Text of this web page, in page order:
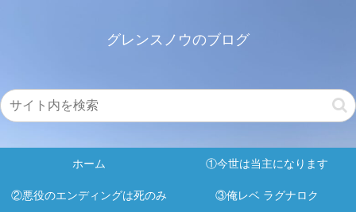
グレンスノウのブログ
ホーム ①今世は当主になります
②悪役のエンディングは死のみ ③俺レベ ラグナロク